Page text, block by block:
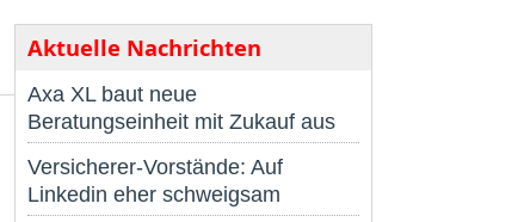
Aktuelle Nachrichten
Axa XL baut neue
Beratungseinheit mit Zukauf aus
Versicherer-Vorstände: Auf
Linkedin eher schweigsam